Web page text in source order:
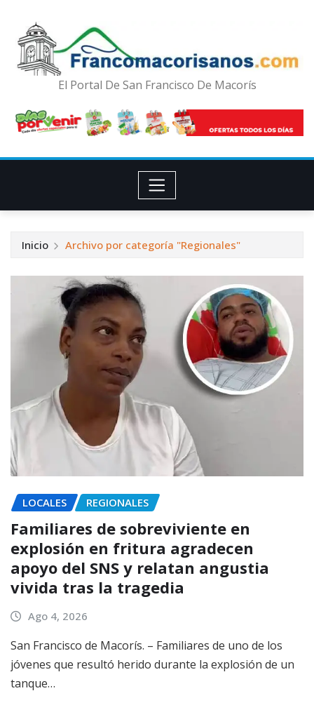
El Portal De San Francisco De Macorís
Inicio Archivo por categoría "Regionales"
LOCALES REGIONALES
Familiares de sobreviviente en
explosión en fritura agradecen
apoyo del SNS y relatan angustia
vivida tras la tragedia
Ago 4, 2026
San Francisco de Macorís. – Familiares de uno de los
jóvenes que resultó herido durante la explosión de un
tanque…